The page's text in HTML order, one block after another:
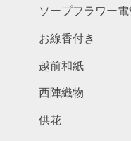
ソープフラワー電
お線香付き
越前和紙
西陣織物
供花